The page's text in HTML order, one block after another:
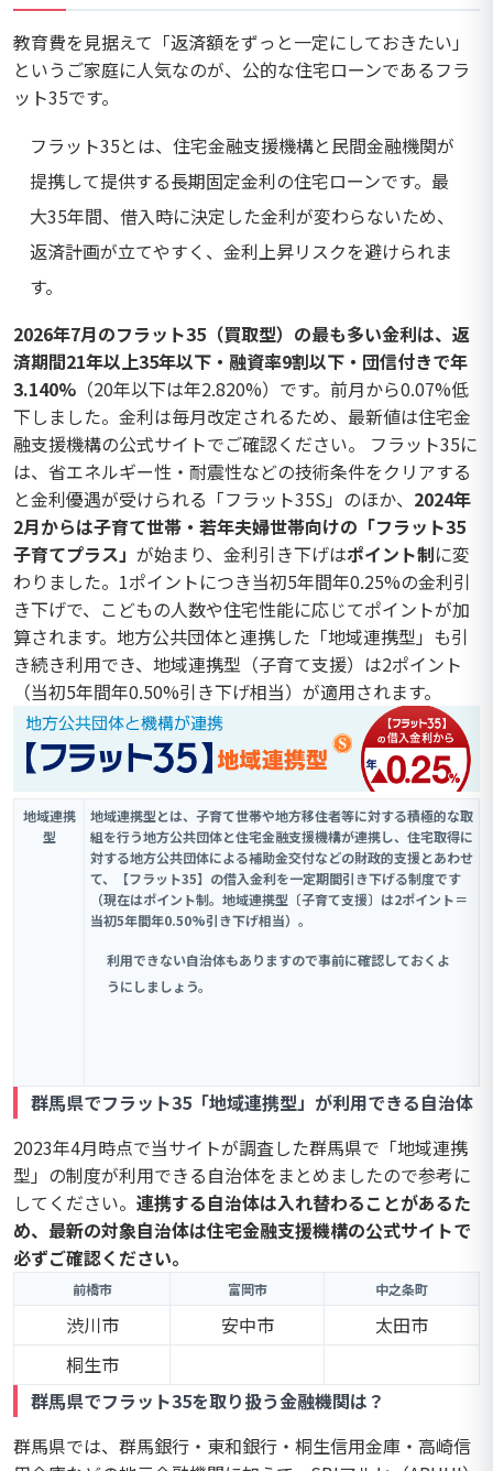
教育費を見据えて「返済額をずっと一定にしておきたい」
というご家庭に人気なのが、公的な住宅ローンであるフラ
ット35です。
フラット35とは、住宅金融支援機構と民間金融機関が
提携して提供する長期固定金利の住宅ローンです。最
大35年間、借入時に決定した金利が変わらないため、
返済計画が立てやすく、金利上昇リスクを避けられま
す。
2026年7月のフラット35（買取型）の最も多い金利は、返
済期間21年以上35年以下・融資率9割以下・団信付きで年
3.140% （20年以下は年2.820%）です。前月から0.07%低
下しました。金利は毎月改定されるため、最新値は住宅金
融支援機構の公式サイトでご確認ください。 フラット35に
は、省エネルギー性・耐震性などの技術条件をクリアする
と金利優遇が受けられる「フラット35S」のほか、 2024年
2月からは子育て世帯・若年夫婦世帯向けの「フラット35
子育てプラス」 が始まり、金利引き下げはポイント制に変
わりました。1ポイントにつき当初5年間年0.25%の金利引
き下げで、こどもの人数や住宅性能に応じてポイントが加
算されます。地方公共団体と連携した「地域連携型」も引
き続き利用でき、地域連携型（子育て支援）は2ポイント
（当初5年間年0.50%引き下げ相当）が適用されます。
地域連携
型
地域連携型とは、子育て世帯や地方移住者等に対する積極的な取
組を行う地方公共団体と住宅金融支援機構が連携し、住宅取得に
対する地方公共団体による補助金交付などの財政的支援とあわせ
て、【フラット35】の借入金利を一定期間引き下げる制度です
（現在はポイント制。地域連携型〔子育て支援〕は2ポイント＝
当初5年間年0.50%引き下げ相当）。
利用できない自治体もありますので事前に確認しておくよ
うにしましょう。
群馬県でフラット35「地域連携型」が利用できる自治体
2023年4月時点で当サイトが調査した群馬県で「地域連携
型」の制度が利用できる自治体をまとめましたので参考に
してください。 連携する自治体は入れ替わることがあるた
め、最新の対象自治体は住宅金融支援機構の公式サイトで
必ずご確認ください。
前橋市 富岡市 中之条町
渋川市 安中市
太田市
桐生市
群馬県でフラット35を取り扱う金融機関は？
群馬県では、群馬銀行・東和銀行・桐生信用金庫・高崎信